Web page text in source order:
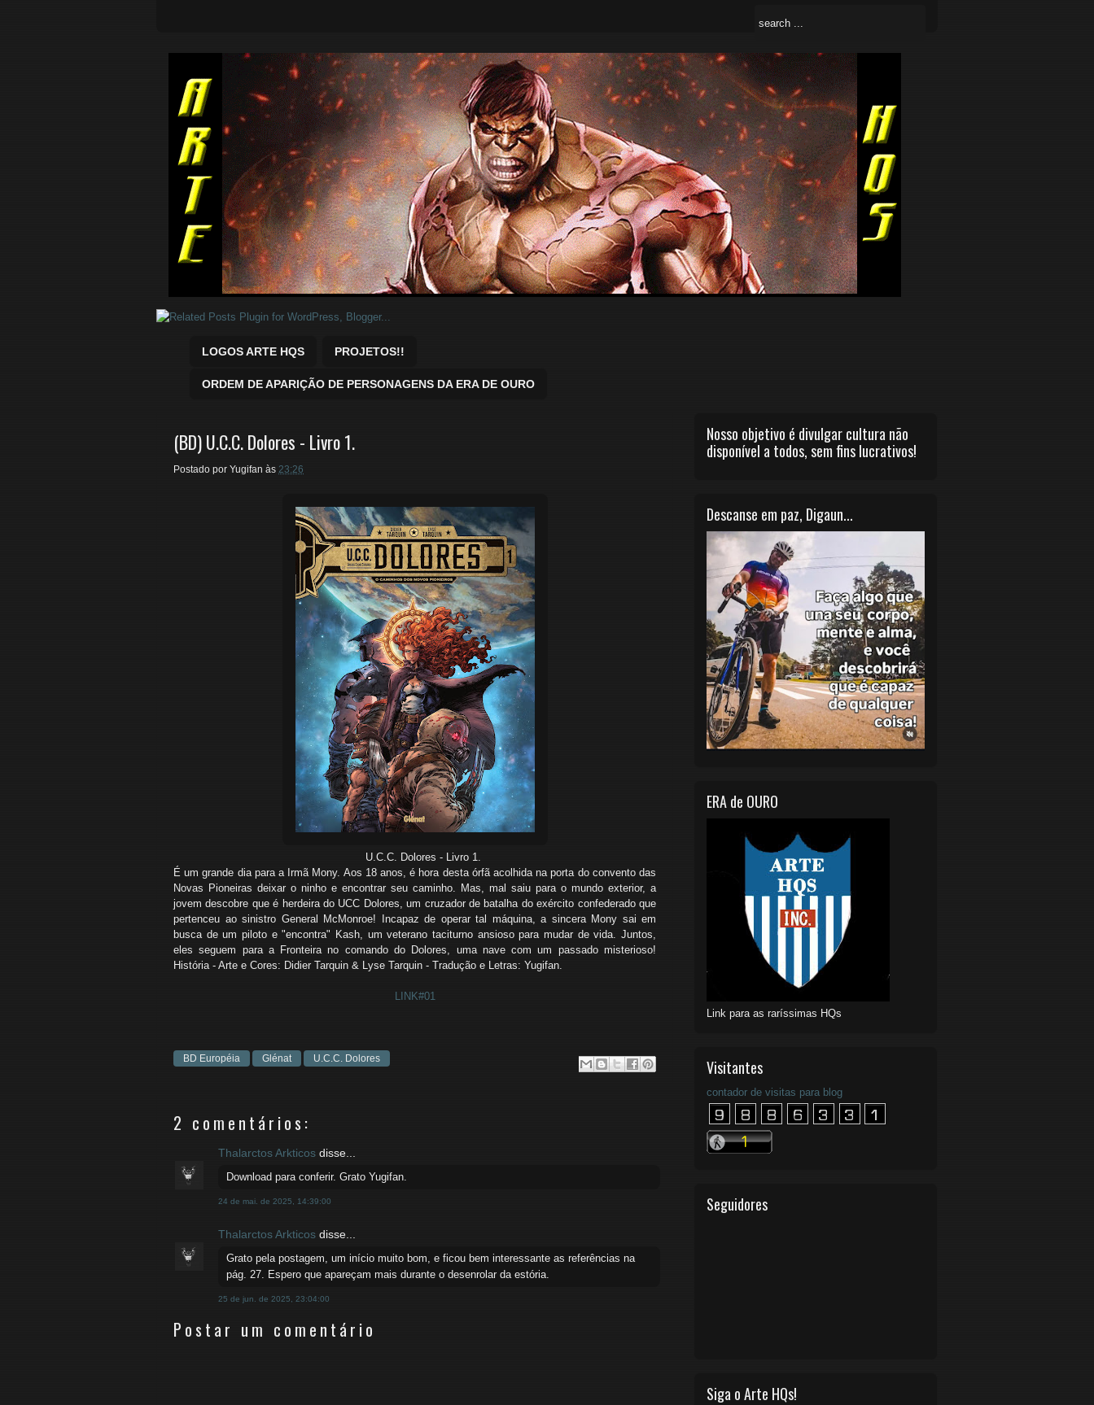
Quadrinhos Marvel e DC para baixar.
LOGOS ARTE HQS PROJETOS!!
ORDEM DE APARIÇÃO DE PERSONAGENS DA ERA DE OURO
(BD) U.C.C. Dolores - Livro 1.
Postado por Yugifan às 23:26
U.C.C. Dolores - Livro 1.
É um grande dia para a Irmã Mony. Aos 18 anos, é hora desta órfã acolhida na porta do convento das
Novas Pioneiras deixar o ninho e encontrar seu caminho. Mas, mal saiu para o mundo exterior, a
jovem descobre que é herdeira do UCC Dolores, um cruzador de batalha do exército confederado que
pertenceu ao sinistro General McMonroe! Incapaz de operar tal máquina, a sincera Mony sai em
busca de um piloto e "encontra" Kash, um veterano taciturno ansioso para mudar de vida. Juntos,
eles seguem para a Fronteira no comando do Dolores, uma nave com um passado misterioso!
História - Arte e Cores: Didier Tarquin & Lyse Tarquin - Tradução e Letras: Yugifan.
LINK#01
BD Européia Glénat U.C.C. Dolores
2 comentários:
Thalarctos Arkticos disse...
Download para conferir. Grato Yugifan.
24 de mai. de 2025, 14:39:00
Thalarctos Arkticos disse...
Grato pela postagem, um início muito bom, e ficou bem interessante as referências na
pág. 27. Espero que apareçam mais durante o desenrolar da estória.
25 de jun. de 2025, 23:04:00
Postar um comentário
Nosso objetivo é divulgar cultura não
disponível a todos, sem fins lucrativos!
Descanse em paz, Digaun...
ERA de OURO
Link para as raríssimas HQs
Visitantes
contador de visitas para blog
Seguidores
Siga o Arte HQs!